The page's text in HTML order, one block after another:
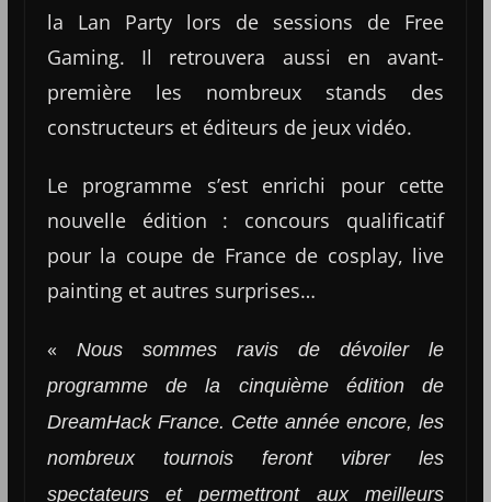
la Lan Party lors de sessions de Free
Gaming. Il retrouvera aussi en avant-
première les nombreux stands des
constructeurs et éditeurs de jeux vidéo.
Le programme s’est enrichi pour cette
nouvelle édition : concours qualificatif
pour la coupe de France de cosplay, live
painting et autres surprises…
«
Nous sommes ravis de dévoiler le
programme de la cinquième édition de
DreamHack France. Cette année encore, les
nombreux tournois feront vibrer les
spectateurs et permettront aux meilleurs